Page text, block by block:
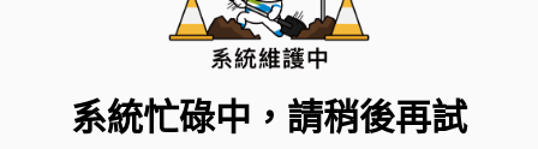
系統忙碌中，請稍後再試